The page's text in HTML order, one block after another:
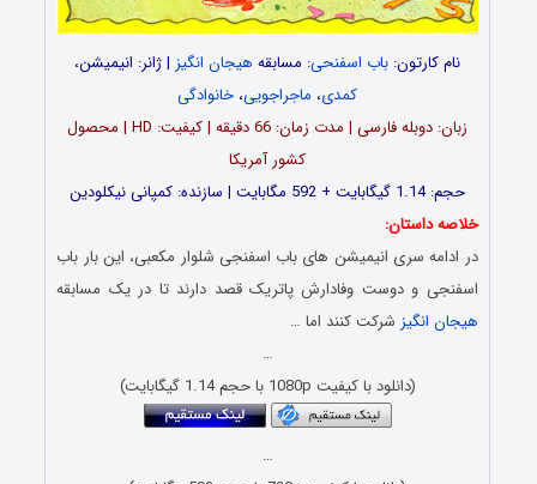
نام کارتون: باب اسفنحی: مسابقه هیجان انگیز | ژانر: انیمیشن،
کمدی، ماجراجویی، خانوادگی
زبان: دوبله فارسی | مدت زمان: 66 دقیقه | کیفیت: HD | محصول
کشور آمریکا
حجم: 1.14 گیگابایت + 592 مگابایت | سازنده: کمپانی نیکلودین
خلاصه داستان:
در ادامه سری انیمیشن های باب اسفنجی شلوار مکعبی، این بار باب
اسفنجی و دوست وفادارش پاتریک قصد دارند تا در یک مسابقه
هیجان انگیز شرکت کنند اما …
…
(دانلود با کیفیت 1080p با حجم 1.14 گیگابایت)
…